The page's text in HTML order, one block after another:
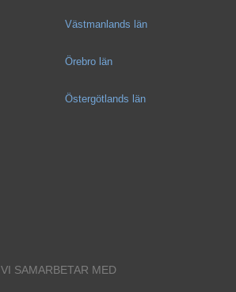
Västmanlands län
Örebro län
Östergötlands län
VI SAMARBETAR MED